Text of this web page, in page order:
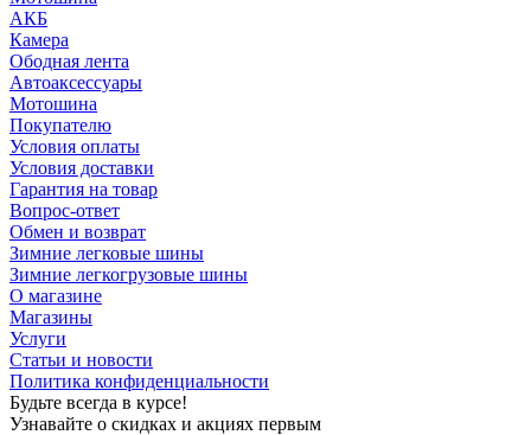
АКБ
Камера
Ободная лента
Автоаксессуары
Мотошина
Покупателю
Условия оплаты
Условия доставки
Гарантия на товар
Вопрос-ответ
Обмен и возврат
Зимние легковые шины
Зимние легкогрузовые шины
О магазине
Магазины
Услуги
Статьи и новости
Политика конфиденциальности
Будьте всегда в курсе!
Узнавайте о скидках и акциях первым